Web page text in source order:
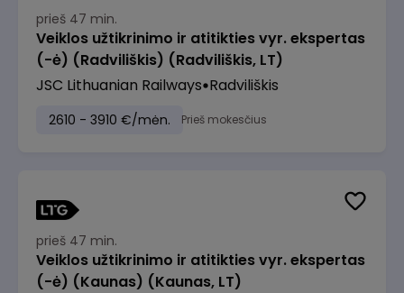
prieš 47 min.
Veiklos užtikrinimo ir atitikties vyr. ekspertas
(-ė) (Radviliškis) (Radviliškis, LT)
JSC Lithuanian Railways Radviliškis
2610 - 3910 €/mėn. Prieš mokesčius
prieš 47 min.
Veiklos užtikrinimo ir atitikties vyr. ekspertas
(-ė) (Kaunas) (Kaunas, LT)